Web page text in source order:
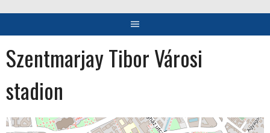
Szentmarjay Tibor Városi
stadion